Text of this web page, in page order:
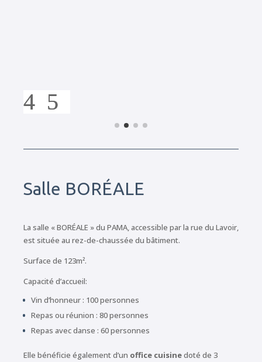
Salle BORÉALE
La salle « BORÉALE » du PAMA, accessible par la rue du Lavoir,
est située au rez-de-chaussée du bâtiment.
Surface de 123m².
Capacité d’accueil:
Vin d’honneur : 100 personnes
Repas ou réunion : 80 personnes
Repas avec danse : 60 personnes
Elle bénéficie également d’un office cuisinedoté de 3